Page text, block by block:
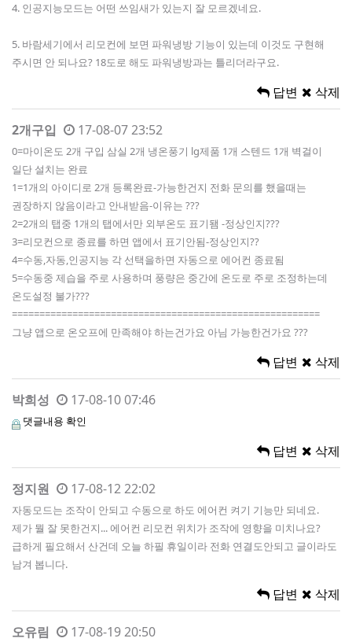
4. 인공지능모드는 어떤 쓰임새가 있는지 잘 모르겠네요.
5. 바람세기에서 리모컨에 보면 파워냉방 기능이 있는데 이것도 구현해
주시면 안 되나요? 18도로 해도 파워냉방과는 틀리더라구요.
답변 삭제
2개구입 17-08-07 23:52
0=마이온도 2개 구입 삼실 2개 냉온풍기 lg제품 1개 스텐드 1개 벽걸이
일단 설치는 완료
1=1개의 아이디로 2개 등록완료-가능한건지 전화 문의를 했을때는
권장하지 않음이라고 안내받음-이유는 ???
2=2개의 탭중 1개의 탭에서만 외부온도 표기됌 -정상인지???
3=리모컨으로 종료를 하면 앱에서 표기안됨-정상인지??
4=수동,자동,인공지능 각 선택을하면 자동으로 에어컨 종료됨
5=수동중 제습을 주로 사용하며 풍량은 중간에 온도로 주로 조정하는데
온도설정 불가???
========================================================
그냥 앱으로 온오프에 만족해야 하는건가요 아님 가능한건가요 ???
답변 삭제
박희성 17-08-10 07:46
댓글내용 확인
답변 삭제
정지원 17-08-12 22:02
자동모드는 조작이 안되고 수동으로 하도 에어컨 켜기 기능만 되네요.
제가 뭘 잘 못한건지... 에어컨 리모컨 위치가 조작에 영향을 미치나요?
급하게 필요해서 산건데 오늘 하필 휴일이라 전화 연결도안되고 글이라도
남겨 봅니다.
답변 삭제
오유림 17-08-19 20:50